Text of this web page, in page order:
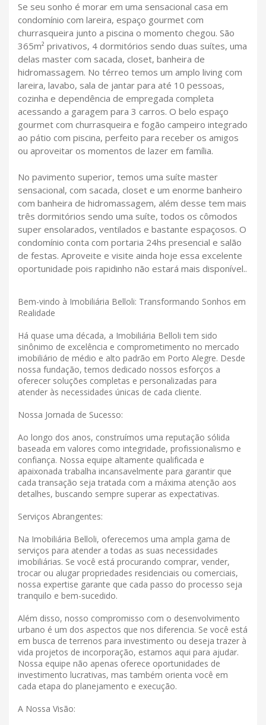
Se seu sonho é morar em uma sensacional casa em
condomínio com lareira, espaço gourmet com
churrasqueira junto a piscina o momento chegou. São
365m² privativos, 4 dormitórios sendo duas suítes, uma
delas master com sacada, closet, banheira de
hidromassagem. No térreo temos um amplo living com
lareira, lavabo, sala de jantar para até 10 pessoas,
cozinha e dependência de empregada completa
acessando a garagem para 3 carros. O belo espaço
gourmet com churrasqueira e fogão campeiro integrado
ao pátio com piscina, perfeito para receber os amigos
ou aproveitar os momentos de lazer em família.
No pavimento superior, temos uma suíte master
sensacional, com sacada, closet e um enorme banheiro
com banheira de hidromassagem, além desse tem mais
três dormitórios sendo uma suíte, todos os cômodos
super ensolarados, ventilados e bastante espaçosos. O
condomínio conta com portaria 24hs presencial e salão
de festas. Aproveite e visite ainda hoje essa excelente
oportunidade pois rapidinho não estará mais disponível..
Bem-vindo à Imobiliária Belloli: Transformando Sonhos em
Realidade
Há quase uma década, a Imobiliária Belloli tem sido
sinônimo de excelência e comprometimento no mercado
imobiliário de médio e alto padrão em Porto Alegre. Desde
nossa fundação, temos dedicado nossos esforços a
oferecer soluções completas e personalizadas para
atender às necessidades únicas de cada cliente.
Nossa Jornada de Sucesso:
Ao longo dos anos, construímos uma reputação sólida
baseada em valores como integridade, profissionalismo e
confiança. Nossa equipe altamente qualificada e
apaixonada trabalha incansavelmente para garantir que
cada transação seja tratada com a máxima atenção aos
detalhes, buscando sempre superar as expectativas.
Serviços Abrangentes:
Na Imobiliária Belloli, oferecemos uma ampla gama de
serviços para atender a todas as suas necessidades
imobiliárias. Se você está procurando comprar, vender,
trocar ou alugar propriedades residenciais ou comerciais,
nossa expertise garante que cada passo do processo seja
tranquilo e bem-sucedido.
Além disso, nosso compromisso com o desenvolvimento
urbano é um dos aspectos que nos diferencia. Se você está
em busca de terrenos para investimento ou deseja trazer à
vida projetos de incorporação, estamos aqui para ajudar.
Nossa equipe não apenas oferece oportunidades de
investimento lucrativas, mas também orienta você em
cada etapa do planejamento e execução.
A Nossa Visão: